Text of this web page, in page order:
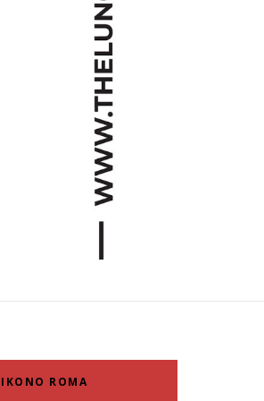
IKONO ROMA